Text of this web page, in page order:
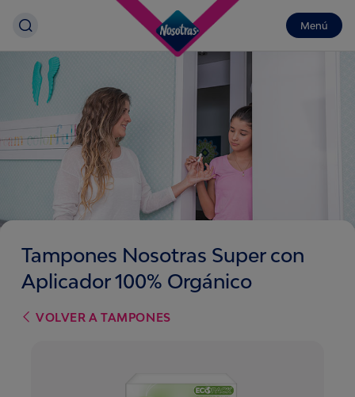
Menú
Tampones Nosotras Super con
Aplicador 100% Orgánico
VOLVER ATAMPONES